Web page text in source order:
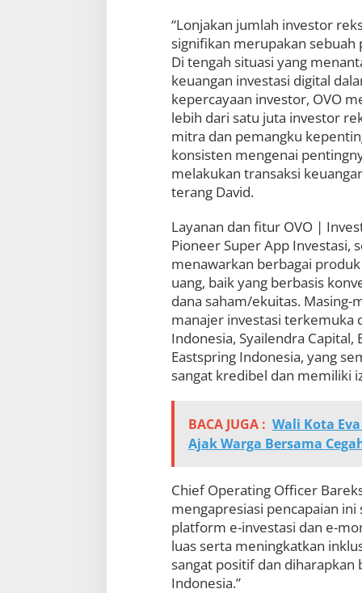
“Lonjakan jumlah investor
signifikan merupakan sebuah
Di tengah situasi yang
keuangan investasi digital
kepercayaan investor, OVO
lebih dari satu juta investor
mitra dan pemangku
konsisten mengenai
melakukan transaksi
terang David.
Layanan dan fitur OVO |
Pioneer Super App Investasi,
menawarkan berbagai
uang, baik yang berbasis
dana saham/ekuitas. Masing-
manajer investasi terkemuka
Indonesia, Syailendra
Eastspring Indonesia, yang
sangat kredibel dan memiliki
BACA JUGA : Wali Kota
Ajak Warga Bersama
Chief Operating Officer
mengapresiasi pencapaian
platform e-investasi dan e-
luas serta meningkatkan
sangat positif dan
Indonesia.”